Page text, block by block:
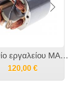
Πηνίο εργαλείου MAKITA 3612 - 636058-9
120,00 €